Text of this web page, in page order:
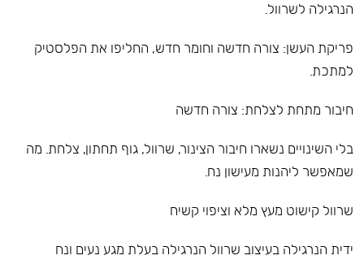
הנרגילה לשרוול.
פריקת העשן: צורה חדשה וחומר חדש, החליפו את הפלסטיק
למתכת.
חיבור מתחת לצלחת: צורה חדשה
בלי השינויים נשארו חיבור הצינור, שרוול, גוף תחתון, צלחת. מה
שמאפשר ליהנות מעישון נח.
שרוול קישוט מעץ מלא וציפוי קשיח
ידית הנרגילה בעיצוב שרוול הנרגילה בעלת מגע נעים ונח